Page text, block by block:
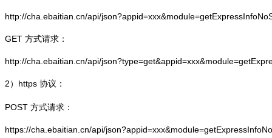
http://cha.ebaitian.cn/api/
GET 方式请求：
http://cha.ebaitian.cn/api/
2） https 协议：
POST 方式请求：
https://cha.ebaitian.cn/api/